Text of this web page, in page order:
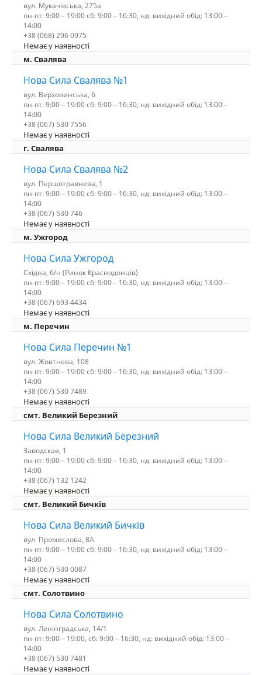
вул. Мукачівська, 275а
пн-пт: 9:00 – 19:00 сб: 9:00 – 16:30, нд: вихідний обід: 13:00 –
14:00
+38 (068) 296 0975
Немає у наявності
м. Свалява
Нова Сила Свалява №1
вул. Верховинська, 6
пн-пт: 9:00 – 19:00 сб: 9:00 – 16:30, нд: вихідний обід: 13:00 –
14:00
+38 (067) 530 7556
Немає у наявності
г. Свалява
Нова Сила Свалява №2
вул. Першотравнева, 1
пн-пт: 9:00 – 19:00 сб: 9:00 – 16:30, нд: вихідний обід: 13:00 –
14:00
+38 (067) 530 746
Немає у наявності
м. Ужгород
Нова Сила Ужгород
Східна, б/н (Ринок Краснодонців)
пн-пт: 9:00 – 19:00 сб: 9:00 – 16:30, нд: вихідний обід: 13:00 –
14:00
+38 (067) 693 4434
Немає у наявності
м. Перечин
Нова Сила Перечин №1
вул. Жовтнева, 108
пн-пт: 9:00 – 19:00 сб: 9:00 – 16:30, нд: вихідний обід: 13:00 –
14:00
+38 (067) 530 7489
Немає у наявності
смт. Великий Березний
Нова Сила Великий Березний
Заводская, 1
пн-пт: 9:00 – 19:00 сб: 9:00 – 16:30, нд: вихідний обід: 13:00 –
14:00
+38 (067) 132 1242
Немає у наявності
смт. Великий Бичків
Нова Сила Великий Бичків
вул. Промислова, 8А
пн-пт: 9:00 – 19:00 сб: 9:00 – 16:30, нд: вихідний обід: 13:00 –
14:00
+38 (067) 530 0087
Немає у наявності
смт. Солотвино
Нова Сила Солотвино
вул. Ленінградська, 14/1
пн-пт: 9:00 – 19:00, сб: 9:00 – 16:30, нд: вихідний обід: 13:00 –
14:00
+38 (067) 530 7481
Немає у наявності